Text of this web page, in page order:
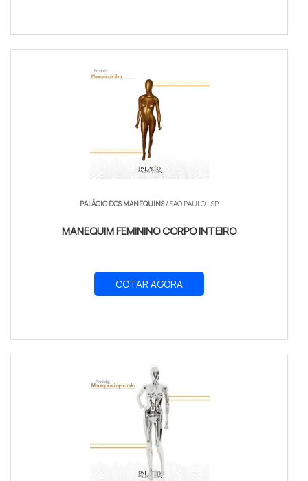
PALÁCIO DOS MANEQUINS/ SÃO PAULO - SP
MANEQUIM FEMININO CORPO INTEIRO
COTAR AGORA